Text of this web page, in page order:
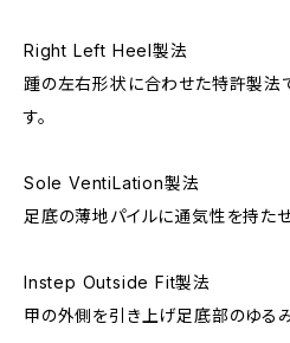
Right Left Heel製法
踵の左右形状に合わせた特許製法
す。
Sole VentiLation製法
足底の薄地パイルに通気性を持た
Instep Outside Fit製法
甲の外側を引き上げ足底部のゆる